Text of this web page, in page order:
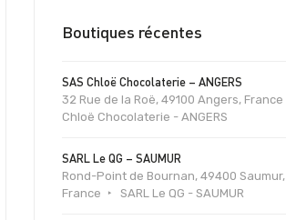
Boutiques récentes
SAS Chloë Chocolaterie – ANGERS
32 Rue de la Roë, 49100 Angers, France
Chloë Chocolaterie - ANGERS
SARL Le QG – SAUMUR
Rond-Point de Bournan, 49400 Saumur,
France
SARL Le QG - SAUMUR